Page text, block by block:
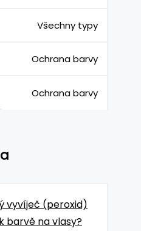
Všechny typy
Ochrana barvy
Ochrana barvy
vyvíječ (peroxid)
barvě na vlasy?